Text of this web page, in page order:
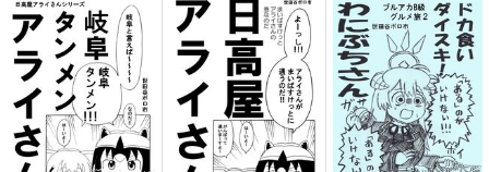
ミライウララとイマウ
ララ
キノコの森
1,572 円 （税込）
ウマ娘 プリティーダービー
ハルウララ
キングヘイロー
もしかしてもしかして
鈍色
787円 （税込）
ウマ娘 プリティーダービー
ジャングルポケット×アグネスタキオン
UMAmusume DATA
FILES 17
茶々組・竜姐会＆初心
の会
689円 （税込）
ウマ娘 プリティーダービー
オグリキャップ